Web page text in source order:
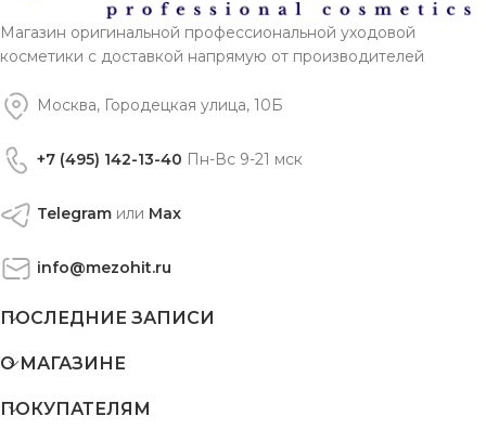
Магазин оригинальной профессиональной уходовой
косметики с доставкой напрямую от производителей
Москва, Городецкая улица, 10Б
+7 (495) 142-13-40 Пн-Вс 9-21 мск
Telegram или Max
info@mezohit.ru
ПОСЛЕДНИЕ ЗАПИСИ
О МАГАЗИНЕ
ПОКУПАТЕЛЯМ